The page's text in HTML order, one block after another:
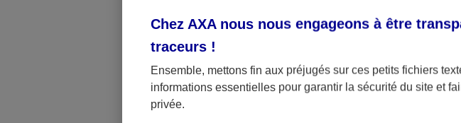
Le nombre de régimes
En France, l'assurance maladie
Chez AXA nous nous engageons à être
traceurs !
Ensemble, mettons fin aux préjugés sur ces petits fichiers
informations essentielles pour garantir la sécurité du site et
privée.